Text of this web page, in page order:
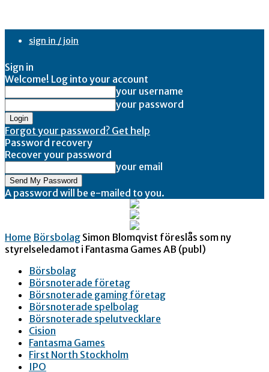
sign in / join
Sign in
Welcome! Log into your account
your username
your password
Forgot your password? Get help
Password recovery
Recover your password
your email
A password will be e-mailed to you.
Home Börsbolag Simon Blomqvist föreslås som ny
styrelseledamot i Fantasma Games AB (publ)
Börsbolag
Börsnoterade företag
Börsnoterade gaming företag
Börsnoterade spelbolag
Börsnoterade spelutvecklare
Cision
Fantasma Games
First North Stockholm
IPO